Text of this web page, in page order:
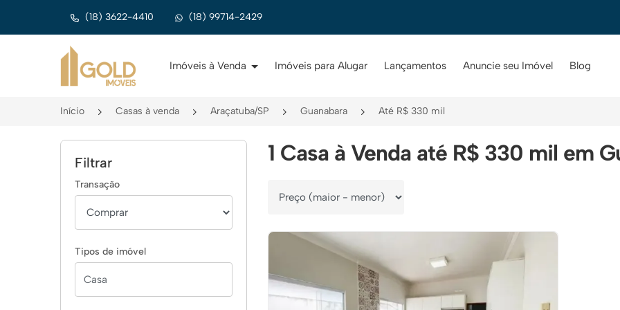
(18) 3622-4410 (18) 99714-2429
Página inicial
Imóveis à Venda Imóveis para Alugar Lançamentos Anuncie seu Imóvel Blog
Início Casas à venda Araçatuba/SP Guanabara Até R$ 330 mil
Filtrar
Transação
Tipos de imóvel
1 Casa à Venda até R$ 330 mil em
Ordenar por